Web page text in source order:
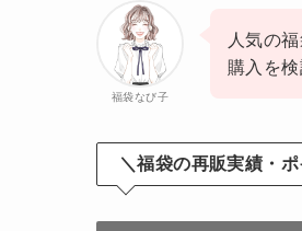
福袋なび子
人気の
購入を
＼福袋の再販実績・